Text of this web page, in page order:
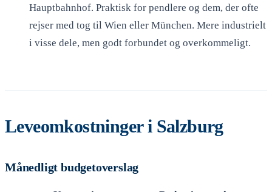
Hauptbahnhof. Praktisk for pendlere og dem, der ofte
rejser med tog til Wien eller München. Mere industrielt
i visse dele, men godt forbundet og overkommeligt.
Leveomkostninger i Salzburg
Månedligt budgetoverslag